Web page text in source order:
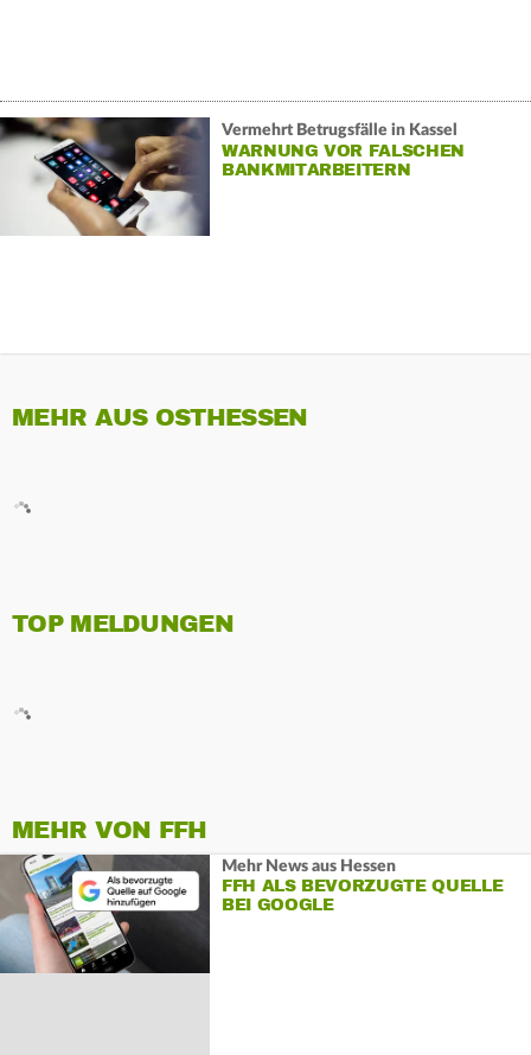
Vermehrt Betrugsfälle in Kassel
WARNUNG VOR FALSCHEN
BANKMITARBEITERN
MEHR AUS OSTHESSEN
TOP MELDUNGEN
MEHR VON FFH
Mehr News aus Hessen
FFH ALS BEVORZUGTE QUELLE
BEI GOOGLE